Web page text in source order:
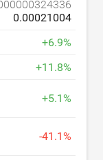
0.00021004
+6.9%
+11.8%
+5.1%
-41.1%